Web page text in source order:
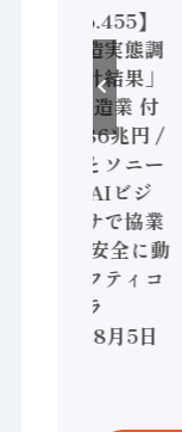
ン新聞 No.455】
「経済構造実態調
査二次集計結果」
2024年製造業 付
加価値額86兆円 /
三菱電機とソニー
セミコン AIビジ
ョンセンサで協業
/ IDEC、安全に動
かすセーフティコ
ントローラ
（2026年8月5日